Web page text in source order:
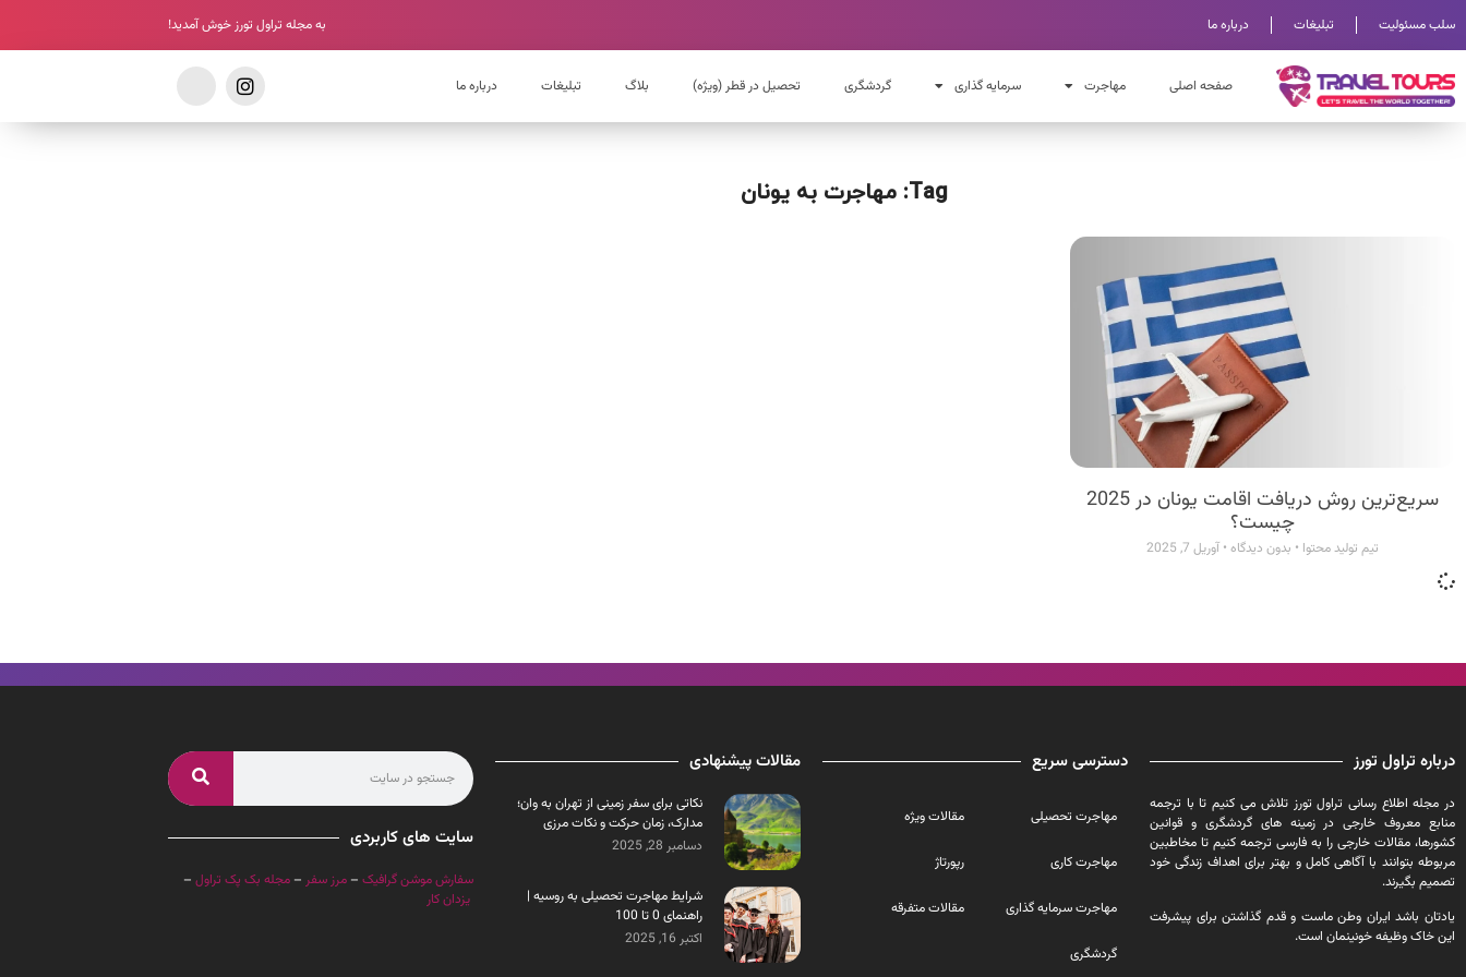
سلب مسئولیت تبلیغات درباره ما به مجله تراول تورز خوش آمدید!
صفحه اصلی مهاجرت سرمایه گذاری گردشگری تحصیل در قطر (ویژه) بلاگ تبلیغات درباره ما
Tag: مهاجرت به یونان
سریع‌ترین روش دریافت اقامت یونان در 2025
چیست؟
تیم تولید محتوا بدون دیدگاه آوریل 7, 2025
درباره تراول تورز
در مجله اطلاع رسانی تراول تورز تلاش می کنیم تا با ترجمه
منابع معروف خارجی در زمینه های گردشگری و قوانین
کشورها، مقالات خارجی را به فارسی ترجمه کنیم تا مخاطبین
مربوطه بتوانند با آگاهی کامل و بهتر برای اهداف زندگی خود
تصمیم بگیرند.
یادتان باشد ایران وطن ماست و قدم گذاشتن برای پیشرفت
این خاک وظیفه خونینمان است.
دسترسی سریع
مهاجرت تحصیلی
مهاجرت کاری
مهاجرت سرمایه گذاری
گردشگری
مقالات ویژه
رپورتاژ
مقالات متفرقه
مقالات پیشنهادی
نکاتی برای سفر زمینی از تهران به وان؛
مدارک، زمان حرکت و نکات مرزی
دسامبر 28, 2025
شرایط مهاجرت تحصیلی به روسیه |
راهنمای 0 تا 100
اکتبر 16, 2025
سایت های کاربردی
سفارش موشن گرافیک – مرز سفر – مجله بک پک تراول –
یزدان کار